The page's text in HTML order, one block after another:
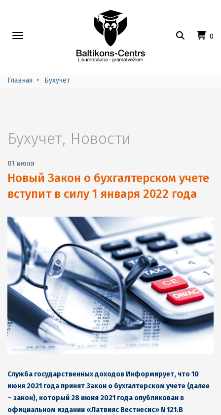
0
Toggle
Главная Бухучет
Бухучет, Новости
01 июля
Новый Закон о бухгалтерском учете
вступит в силу 1 января 2022 года
Служба государственных доходов Информирует, что 10
июня 2021 года принят Закон о бухгалтерском учете (далее
– закон), который 28 июня 2021 года опубликован в
официальном издании «Латвияс Вестнесис» N 121.B